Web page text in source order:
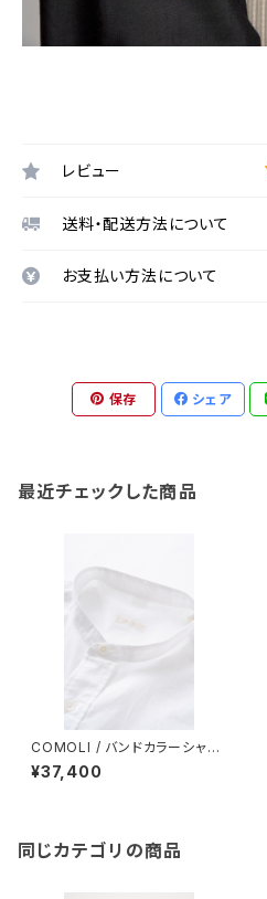
レビュー
送料・配送方法について
お支払い方法について
保存 シェア
最近チェックした商品
COMOLI / バンドカラーシャツ
/ WHITE
¥37,400
同じカテゴリの商品